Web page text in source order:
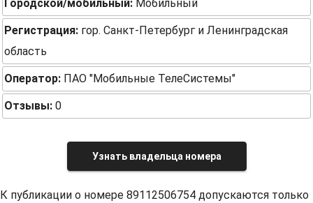
Городской/мобильный: Мобильный
Регистрация: гор. Санкт-Петербург и Ленинградская
область
Оператор: ПАО "Мобильные ТелеСистемы"
Отзывы: 0
Узнать владельца номера
К публикации о номере 89112506754 допускаются только